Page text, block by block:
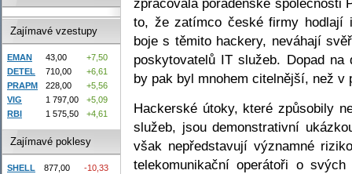
to, že zatímco české firmy hodlají
boje s těmito hackery, neváhají
poskytovatelů IT služeb. Dopad
by pak byl mnohem citelnější, než v
Hackerské útoky, které způsobily
služeb, jsou demonstrativní
však nepředstavují významné
telekomunikační operátoři o
Zajímavé vzestupy
EMAN 43,00
+7,50
DETEL
710,00
+6,61
PRAPM
228,00
+5,56
VIG
1 797,00
+5,09
RBI
1 575,50 +4,61
Zajímavé poklesy
SHELL 877,00
-10,33